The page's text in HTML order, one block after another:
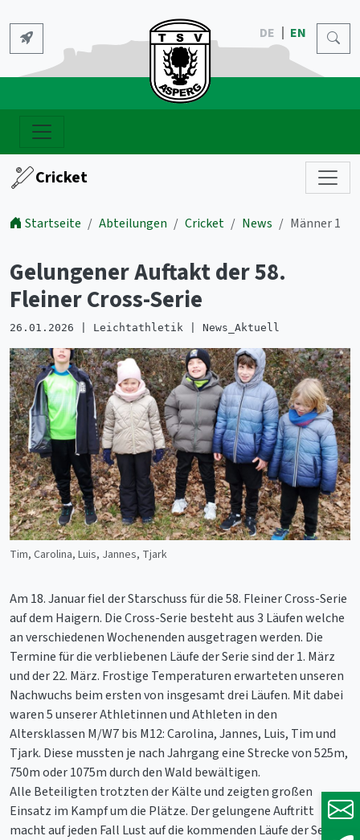
DE EN
Cricket
Startseite Abteilungen Cricket News Männer 1
Gelungener Auftakt der 58.
Fleiner Cross-Serie
26.01.2026 | Leichtathletik | News_Aktuell
Tim, Carolina, Luis, Jannes, Tjark
Am 18. Januar fiel der Starschuss für die 58. Fleiner Cross-Serie
auf dem Haigern. Die Cross-Serie besteht aus 3 Läufen welche
an verschiedenen Wochenenden ausgetragen werden. Die
Termine für die verbliebenen Läufe der Serie sind der 1. März
und der 22. März. Frostige Temperaturen erwarteten unseren
Nachwuchs beim ersten von insgesamt drei Läufen. Mit dabei
waren 5 unserer Athletinnen und Athleten in den
Altersklassen M/W7 bis M12: Carolina, Jannes, Luis, Tim und
Tjark. Diese mussten je nach Jahrgang eine Strecke von 525m,
750m oder 1075m durch den Wald bewältigen.
Alle Beteiligten trotzten der Kälte und zeigten großen
Einsatz im Kampf um die Plätze. Der gelungene Auftritt
macht auf jeden Fall Lust auf die kommenden Läufe der Serie.